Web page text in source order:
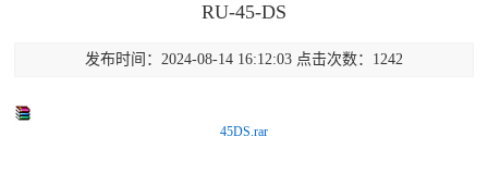
RU-45-DS
发布时间：2024-08-14 16:12:03 点击次数：1242
45DS.rar